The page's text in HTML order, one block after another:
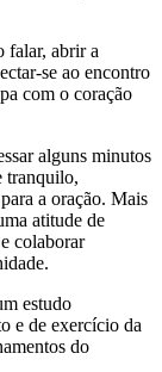
falar, abrir a
se ao encontro
com o coração
alguns minutos
tranquilo,
a oração. Mais
atitude de
colaborar
estudo
e de exercício da
do